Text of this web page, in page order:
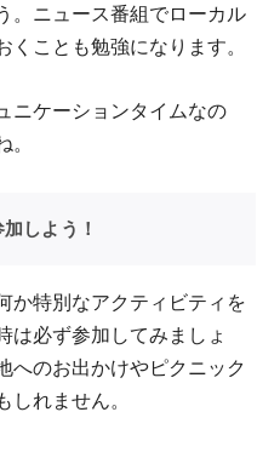
。ニュース番組でローカル
ことも勉強になります。
ニケーションタイムなの
しよう！
か特別なアクティビティを
は必ず参加してみましょ
へのお出かけやピクニック
れません。